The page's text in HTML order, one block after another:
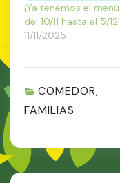
¡Ya tenemos el menú
del 10/11 hasta el 5/12!
11/11/2025
COMEDOR,
FAMILIAS